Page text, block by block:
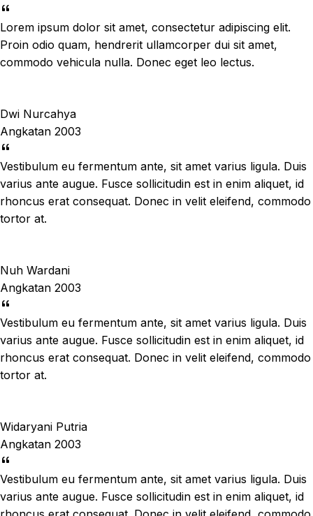
Lorem ipsum dolor sit amet, consectetur adipiscing elit.
Proin odio quam, hendrerit ullamcorper dui sit amet,
commodo vehicula nulla. Donec eget leo lectus.
Dwi Nurcahya
Angkatan 2003
Vestibulum eu fermentum ante, sit amet varius ligula. Duis
varius ante augue. Fusce sollicitudin est in enim aliquet, id
rhoncus erat consequat. Donec in velit eleifend, commodo
tortor at.
Nuh Wardani
Angkatan 2003
Vestibulum eu fermentum ante, sit amet varius ligula. Duis
varius ante augue. Fusce sollicitudin est in enim aliquet, id
rhoncus erat consequat. Donec in velit eleifend, commodo
tortor at.
Widaryani Putria
Angkatan 2003
Vestibulum eu fermentum ante, sit amet varius ligula. Duis
varius ante augue. Fusce sollicitudin est in enim aliquet, id